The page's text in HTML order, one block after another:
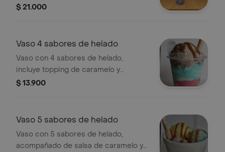
barquillo.24 oz
$ 21.000
Vaso 4 sabores de helado
Vaso con 4 sabores de helado,
incluye topping de caramelo y
barquillo.
$ 13.900
Vaso 5 sabores de helado
Vaso con 5 sabores de helado,
acompañado de salsa de caramelo y